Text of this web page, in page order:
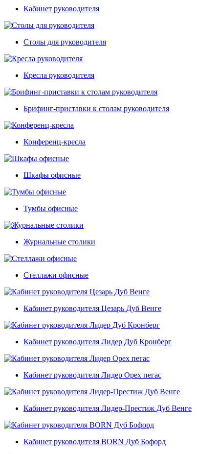
Кабинет руководителя
Столы для руководителя
Кресла руководителя
Брифинг-приставки к столам руководителя
Конференц-кресла
Шкафы офисные
Тумбы офисные
Журнальные столики
Стеллажи офисные
Кабинет руководителя Цезарь Дуб Венге
Кабинет руководителя Лидер Дуб Кронберг
Кабинет руководителя Лидер Орех пегас
Кабинет руководителя Лидер-Престиж Дуб Венге
Кабинет руководителя BORN Дуб Бофорд